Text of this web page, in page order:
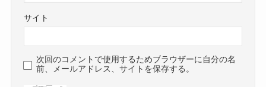
サイト
次回のコメントで使用するためブラウザーに自分の名
前、メールアドレス、サイトを保存する。